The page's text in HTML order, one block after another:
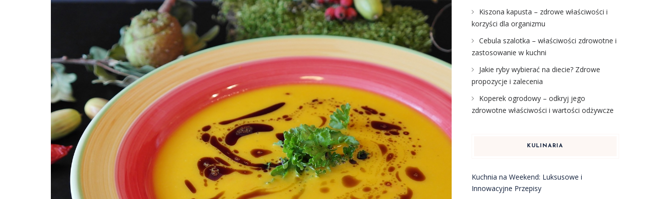
Kiszona kapusta – zdrowe właściwości i
korzyści dla organizmu
Cebula szalotka – właściwości zdrowotne i
zastosowanie w kuchni
Jakie ryby wybierać na diecie? Zdrowe
propozycje i zalecenia
Koperek ogrodowy – odkryj jego
zdrowotne właściwości i wartości odżywcze
KULINARIA
Kuchnia na Weekend: Luksusowe i
Innowacyjne Przepisy